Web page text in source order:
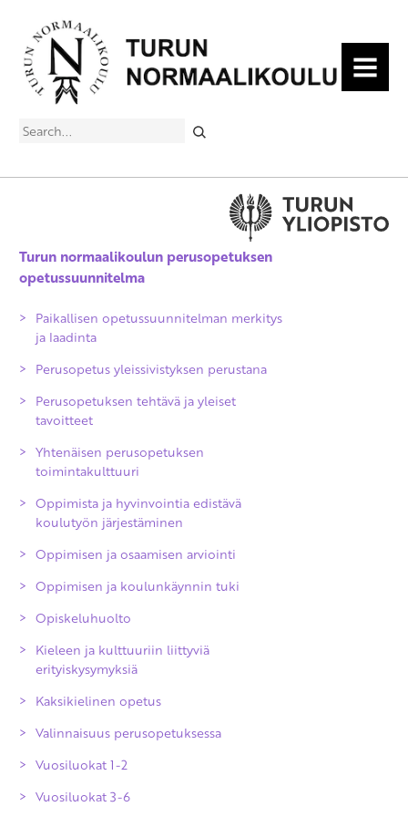
MENU
Search
Turun normaalikoulun perusopetuksen
opetussuunnitelma
Paikallisen opetussuunnitelman merkitys
ja laadinta
Perusopetus yleissivistyksen perustana
Perusopetuksen tehtävä ja yleiset
tavoitteet
Yhtenäisen perusopetuksen
toimintakulttuuri
Oppimista ja hyvinvointia edistävä
koulutyön järjestäminen
Oppimisen ja osaamisen arviointi
Arvioinnin yleiset periaatteet
Oppimisen ja osaamisen arviointi
Opinnoissa eteneminen
perusopetuksen aikana
Kuudennen luokan kevään arviointi
Perusopetuksen päättöarviointi
Poissaolojen vaikutukset arviointiin
Arvioinnin uusiminen ja oikaisu
Oppimisen ja koulunkäynnin tuki
Opiskeluhuolto
Kieleen ja kulttuuriin liittyviä
erityiskysymyksiä
Kaksikielinen opetus
Valinnaisuus perusopetuksessa
Vuosiluokat 1-2
Äidinkieli ja kirjallisuus 1-2
Vuosiluokat 3-6